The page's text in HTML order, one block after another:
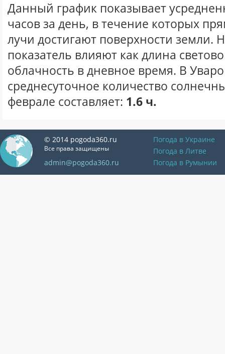
Данный график показывает
часов за день, в течение которых
лучи достигают поверхности земли.
показатель влияют как длина
облачность в дневное время. В
среднесуточное количество
феврале составляет: 1.6 ч.
© 2014 pogoda360.ru
Все права защищены
admin@pogoda360.ru
Погода в Украине
Погода в Литве
Погода в Румынии